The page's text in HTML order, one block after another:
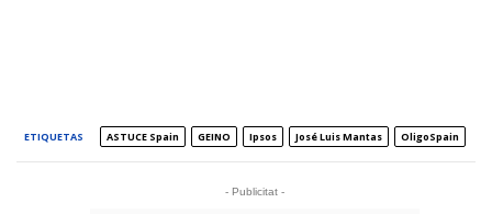
ETIQUETAS ASTUCE Spain GEINO Ipsos José Luis Mantas OligoSpain
- Publicitat -